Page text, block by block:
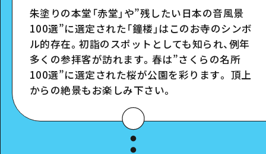
Google Maps
スポット詳細
朱塗りの本堂「赤堂」や”残したい日本の音風景
100選”に選定された「鐘楼」はこのお寺のシンボ
ル的存在。初詣のスポットとしても知られ、例年
多くの参拝客が訪れます。春は”さくらの名所
100選”に選定された桜が公園を彩ります。 頂上
からの絶景もお楽しみ下さい。